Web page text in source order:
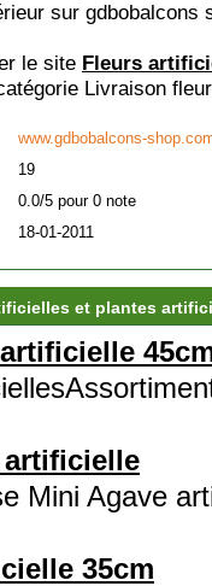
sur gdbobalcons
le site Fleurs
Livraison
www.gdbobalcons-
19
0.0/5 pour 0 note
18-01-2011
et plantes
artificielle
Mini Agave
35cm